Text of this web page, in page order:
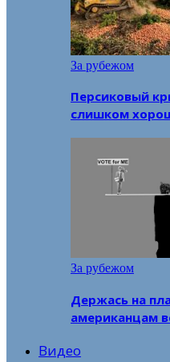
За рубежом
Персиковый
слишком
За рубежом
Держась на
американцам
Видео